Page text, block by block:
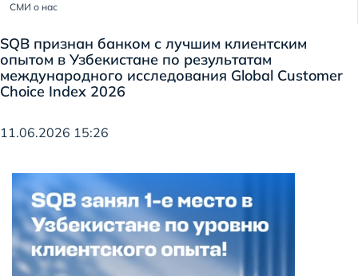
СМИ о нас
SQB признан банком с лучшим клиентским
опытом в Узбекистане по результатам
международного исследования Global Customer
Choice Index 2026
11.06.2026 15:26